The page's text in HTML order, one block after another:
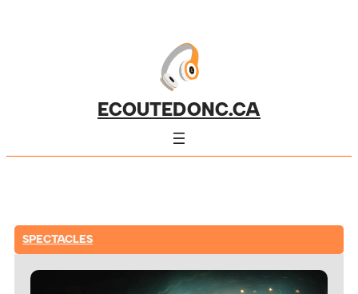
ECOUTEDONC.CA
SPECTACLES